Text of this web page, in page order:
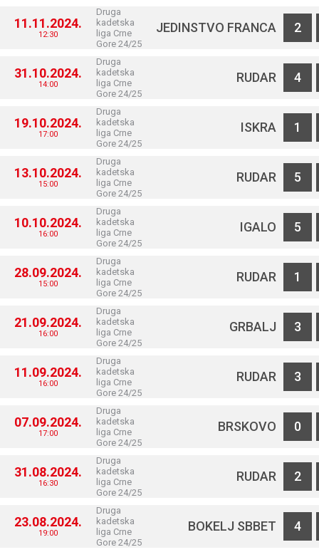
11.11.2024.
12:30
Druga
kadetska
liga Crne
Gore 24/25
JEDINSTVO FRANCA 2
31.10.2024.
14:00
Druga
kadetska
liga Crne
Gore 24/25
RUDAR 4
19.10.2024.
17:00
Druga
kadetska
liga Crne
Gore 24/25
ISKRA 1
13.10.2024.
15:00
Druga
kadetska
liga Crne
Gore 24/25
RUDAR 5
10.10.2024.
16:00
Druga
kadetska
liga Crne
Gore 24/25
IGALO 5
28.09.2024.
15:00
Druga
kadetska
liga Crne
Gore 24/25
RUDAR 1
21.09.2024.
16:00
Druga
kadetska
liga Crne
Gore 24/25
GRBALJ 3
11.09.2024.
16:00
Druga
kadetska
liga Crne
Gore 24/25
RUDAR 3
07.09.2024.
17:00
Druga
kadetska
liga Crne
Gore 24/25
BRSKOVO 0
31.08.2024.
16:30
Druga
kadetska
liga Crne
Gore 24/25
RUDAR 2
23.08.2024.
19:00
Druga
kadetska
liga Crne
Gore 24/25
BOKELJ SBBET 4